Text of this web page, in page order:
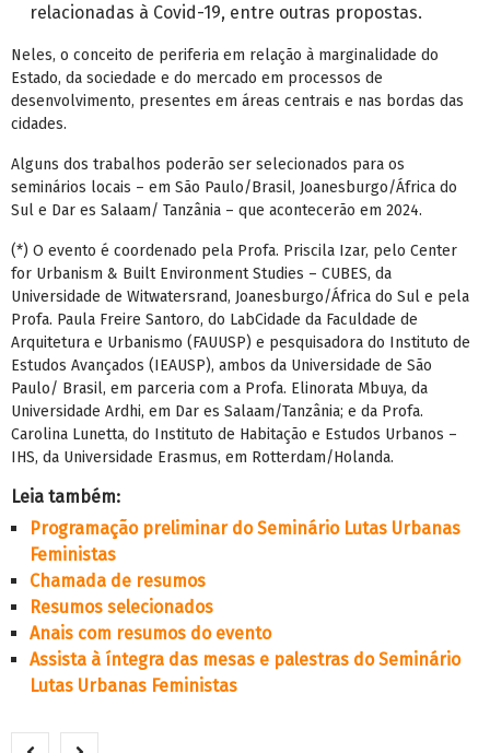
relacionadas à Covid-19, entre outras propostas.
Neles, o conceito de periferia em relação à marginalidade do
Estado, da sociedade e do mercado em processos de
desenvolvimento, presentes em áreas centrais e nas bordas das
cidades.
Alguns dos trabalhos poderão ser selecionados para os
seminários locais – em São Paulo/Brasil, Joanesburgo/África do
Sul e Dar es Salaam/ Tanzânia – que acontecerão em 2024.
(*) O evento é coordenado pela Profa. Priscila Izar, pelo Center
for Urbanism & Built Environment Studies – CUBES, da
Universidade de Witwatersrand, Joanesburgo/África do Sul e pela
Profa. Paula Freire Santoro, do LabCidade da Faculdade de
Arquitetura e Urbanismo (FAUUSP) e pesquisadora do Instituto de
Estudos Avançados (IEAUSP), ambos da Universidade de São
Paulo/ Brasil, em parceria com a Profa. Elinorata Mbuya, da
Universidade Ardhi, em Dar es Salaam/Tanzânia; e da Profa.
Carolina Lunetta, do Instituto de Habitação e Estudos Urbanos –
IHS, da Universidade Erasmus, em Rotterdam/Holanda.
Leia também:
Programação preliminar do Seminário Lutas Urbanas
Feministas
Chamada de resumos
Resumos selecionados
Anais com resumos do evento
Assista à íntegra das mesas e palestras do Seminário
Lutas Urbanas Feministas